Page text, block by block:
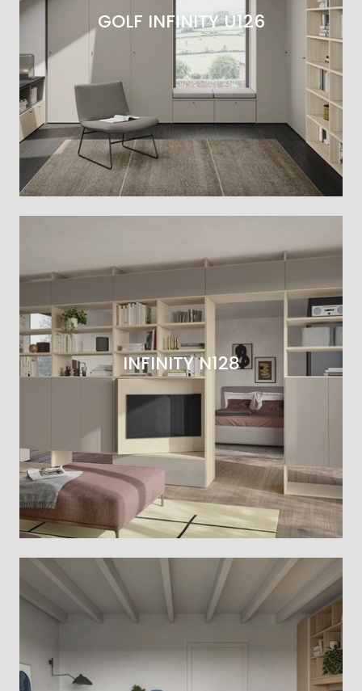
GOLF INFINITY U126
INFINITY N128